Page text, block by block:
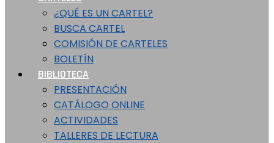
¿QUÉ ES UN CARTEL?
BUSCA CARTEL
COMISIÓN DE CARTELES
BOLETÍN
BIBLIOTECA
PRESENTACIÓN
CATÁLOGO ONLINE
ACTIVIDADES
TALLERES DE LECTURA